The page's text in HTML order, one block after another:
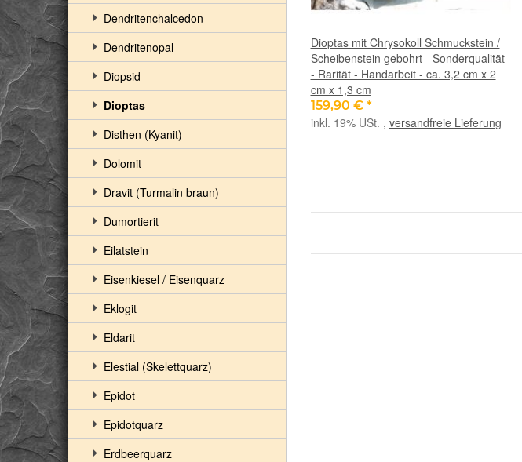
Dioptas mit Chrysokoll Schmuckstein /
Scheibenstein gebohrt - Sonderqualität
- Rarität - Handarbeit - ca. 3,2 cm x 2
cm x 1,3 cm
159,90 € *
inkl. 19% USt. , versandfreie Lieferung
Dendritenchalcedon
Dendritenopal
Diopsid
Dioptas
Disthen (Kyanit)
Dolomit
Dravit (Turmalin braun)
Dumortierit
Eilatstein
Eisenkiesel / Eisenquarz
Eklogit
Eldarit
Elestial (Skelettquarz)
Epidot
Epidotquarz
Erdbeerquarz